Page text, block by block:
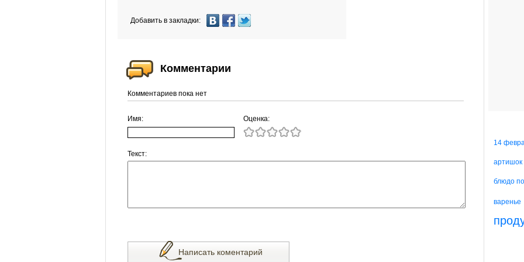
Добавить в закладки:
Комментарии
Комментариев пока нет
Имя: Оценка:
Текст:
Написать коментарий
14
артишок
блюдо
варенье